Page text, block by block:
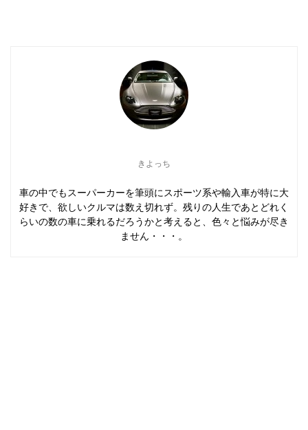
きよっち
車の中でもスーパーカーを筆頭にスポーツ系や輸入車が特に大
好きで、欲しいクルマは数え切れず。残りの人生であとどれく
らいの数の車に乗れるだろうかと考えると、色々と悩みが尽き
ません・・・。